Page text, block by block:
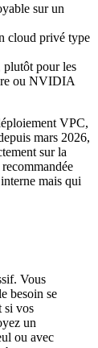
sur un
cloud privé type
plutôt pour les
ou NVIDIA
VPC,
mars 2026,
sur la
mais qui
Vous
besoin se
si vos
un
ou avec